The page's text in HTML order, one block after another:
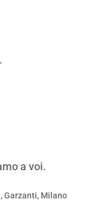
.
a voi.
, Garzanti, Milano